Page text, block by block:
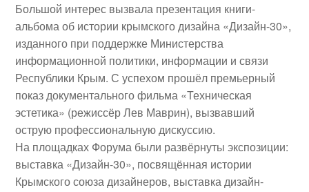
Большой интерес вызвала презентация книги-
альбома об истории крымского дизайна «Дизайн-30»,
изданного при поддержке Министерства
информационной политики, информации и связи
Республики Крым. С успехом прошёл премьерный
показ документального фильма «Техническая
эстетика» (режиссёрЛев Маврин), вызвавший
острую профессиональную дискуссию.
На площадках Форума были развёрнуты экспозиции:
выставка «Дизайн-30», посвящённая истории
Крымского союза дизайнеров, выставка дизайн-